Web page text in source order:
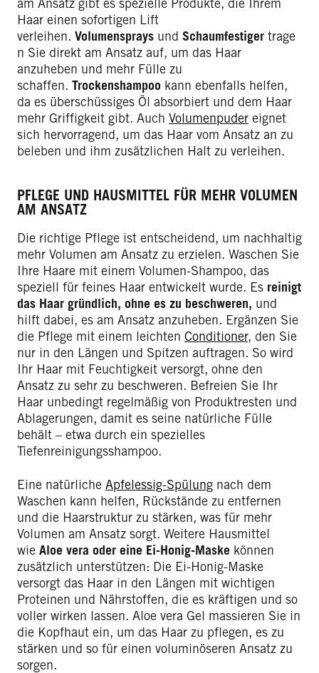
am Ansatz gibt es spezielle Produkte, die Ihrem
Haar einen sofortigen Lift
verleihen. Volumensprays und Schaumfestiger trage
n Sie direkt am Ansatz auf, um das Haar
anzuheben und mehr Fülle zu
schaffen. Trockenshampoo kann ebenfalls helfen,
da es überschüssiges Öl absorbiert und dem Haar
mehr Griffigkeit gibt. Auch Volumenpuder eignet
sich hervorragend, um das Haar vom Ansatz an zu
beleben und ihm zusätzlichen Halt zu verleihen.
PFLEGE UND HAUSMITTEL FÜR MEHR VOLUMEN
AM ANSATZ
Die richtige Pflege ist entscheidend, um nachhaltig
mehr Volumen am Ansatz zu erzielen. Waschen Sie
Ihre Haare mit einem Volumen-Shampoo, das
speziell für feines Haar entwickelt wurde. Es reinigt
das Haar gründlich, ohne es zu beschweren, und
hilft dabei, es am Ansatz anzuheben. Ergänzen Sie
die Pflege mit einem leichten Conditioner, den Sie
nur in den Längen und Spitzen auftragen. So wird
Ihr Haar mit Feuchtigkeit versorgt, ohne den
Ansatz zu sehr zu beschweren. Befreien Sie Ihr
Haar unbedingt regelmäßig von Produktresten und
Ablagerungen, damit es seine natürliche Fülle
behält – etwa durch ein spezielles
Tiefenreinigungsshampoo.
Eine natürliche Apfelessig-Spülung nach dem
Waschen kann helfen, Rückstände zu entfernen
und die Haarstruktur zu stärken, was für mehr
Volumen am Ansatz sorgt. Weitere Hausmittel
wie Aloe vera oder eine Ei-Honig-Maske können
zusätzlich unterstützen: Die Ei-Honig-Maske
versorgt das Haar in den Längen mit wichtigen
Proteinen und Nährstoffen, die es kräftigen und so
voller wirken lassen. Aloe vera Gel massieren Sie in
die Kopfhaut ein, um das Haar zu pflegen, es zu
stärken und so für einen voluminöseren Ansatz zu
sorgen.